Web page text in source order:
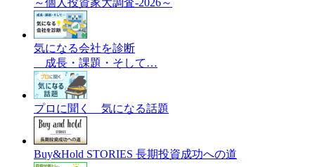
～個人投資家大調査-2026～
気になる会社を診断
成長・課題・そして…
プロに聞く 気になる話題
Buy&Hold STORIES 長期投資成功への道